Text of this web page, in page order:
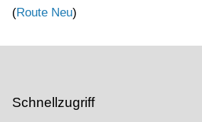
(Route Neu)
Schnellzugriff